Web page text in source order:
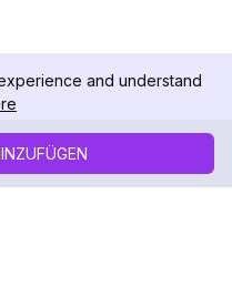
and understand
Accept